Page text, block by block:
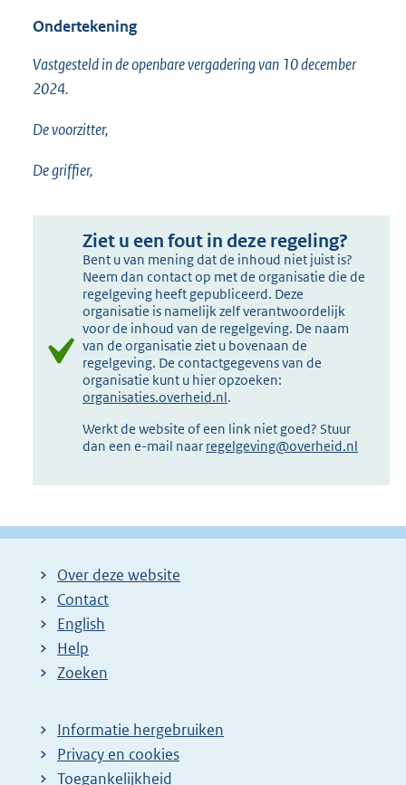
Ondertekening
Vastgesteld in de openbare vergadering van 10 december
2024.
De voorzitter,
De griffier,
Ziet u een fout in deze regeling?
Bent u van mening dat de inhoud niet juist is?
Neem dan contact op met de organisatie die de
regelgeving heeft gepubliceerd. Deze
organisatie is namelijk zelf verantwoordelijk
voor de inhoud van de regelgeving. De naam
van de organisatie ziet u bovenaan de
regelgeving. De contactgegevens van de
organisatie kunt u hier opzoeken:
organisaties.overheid.nl.
Werkt de website of een link niet goed? Stuur
dan een e-mail naar regelgeving@overheid.nl
Over deze website
Contact
English
Help
Zoeken
Informatie hergebruiken
Privacy en cookies
Toegankelijkheid